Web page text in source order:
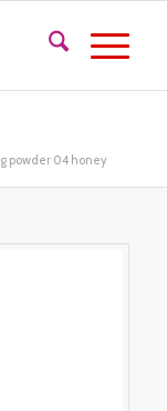
powder 04 honey